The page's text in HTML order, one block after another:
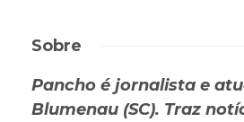
Sobre
Pancho é jornalista e
Blumenau (SC). Traz